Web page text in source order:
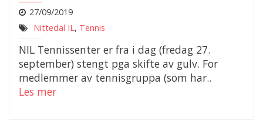
27/09/2019
Nittedal IL , Tennis
NIL Tennissenter er fra i dag (fredag 27.
september) stengt pga skifte av gulv. For
medlemmer av tennisgruppa (som har..
Les mer